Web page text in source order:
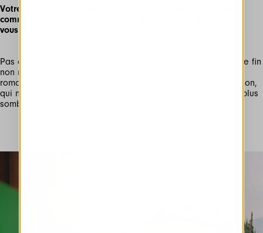
Votre travail est profondément lyrique, vous décririez-vous
comme romantique ? Et qu’est-ce que ce mot signifie pour
Pas activement car je suis plus attirée par l’incertitude ou une fin
non résolue – surtout dans la littérature. Pour moi, le mot «
romantique » est lié à la réalisation des souhaits et à l’évasion,
qui n’excluent pas nécessairement quelque chose d’un peu plus
sombre.